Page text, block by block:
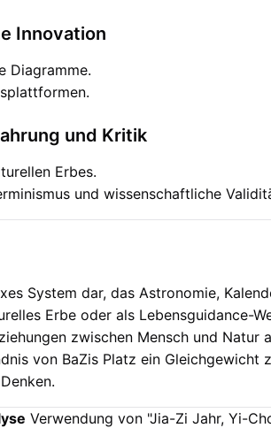
Innovation
Diagramme.
und Kritik
Erbes.
und wissenschaftliche
System dar, das Astronomie,
Erbe oder als Lebensguidance-
zwischen Mensch und Natur
von BaZis Platz ein Gleichgewicht
Verwendung von "Jia-Zi Jahr, Yi-